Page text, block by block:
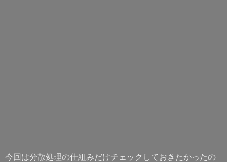
今回は分散処理の仕組みだけチェックしておきたかったの